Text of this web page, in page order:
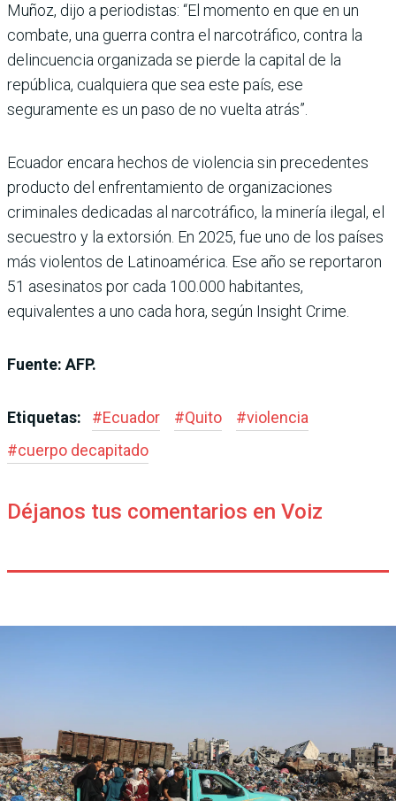
Muñoz, dijo a periodistas: “El momento en que en un
combate, una guerra contra el narcotráfico, contra la
delincuencia organizada se pierde la capital de la
república, cualquiera que sea este país, ese
seguramente es un paso de no vuelta atrás”.
Ecuador encara hechos de violencia sin precedentes
producto del enfrentamiento de organizaciones
criminales dedicadas al narcotráfico, la minería ilegal, el
secuestro y la extorsión. En 2025, fue uno de los países
más violentos de Latinoamérica. Ese año se reportaron
51 asesinatos por cada 100.000 habitantes,
equivalentes a uno cada hora, según Insight Crime.
Fuente: AFP.
Etiquetas: #Ecuador #Quito #violencia
#cuerpo decapitado
Déjanos tus comentarios en Voiz